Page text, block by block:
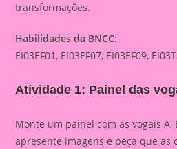
transformações.
Habilidades da BNCC:
EI03EF01, EI03EF07, EI03EF09,
Atividade 1: Painel das
Monte um painel com as vogais A,
apresente imagens e peça que as